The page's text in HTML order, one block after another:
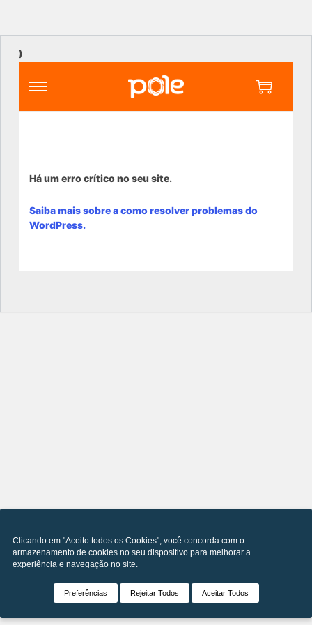
)
Há um erro crítico no seu site.
Saiba mais sobre a como resolver problemas do
WordPress.
Clicando em "Aceito todos os Cookies", você concorda com o
armazenamento de cookies no seu dispositivo para melhorar a
experiência e navegação no site.
Preferências Rejeitar Todos Aceitar Todos